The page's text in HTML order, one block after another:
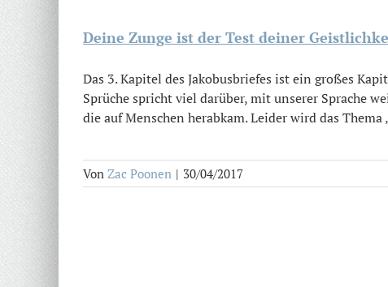
Deine Zunge ist der Test deiner
Das 3. Kapitel des Jakobusbriefes ist ein großes
Sprüche spricht viel darüber, mit unserer Sprache
die auf Menschen herabkam. Leider wird das Thema
Von Zac Poonen | 30/04/2017